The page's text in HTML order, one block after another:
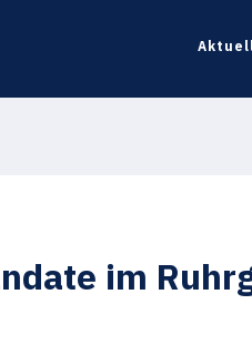
im